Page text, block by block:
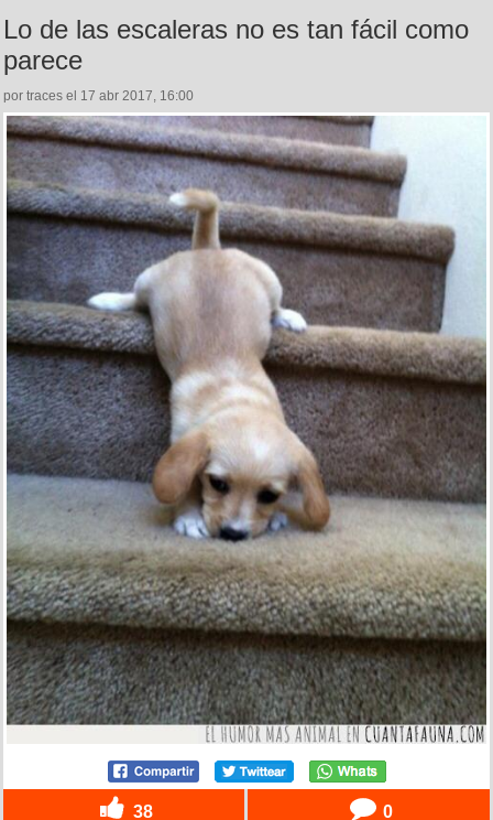
Lo de las escaleras no es tan fácil como
parece
por traces el 17 abr 2017, 16:00
38 0